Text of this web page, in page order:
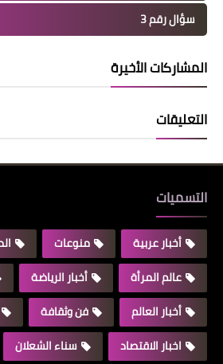
سؤال رقم 3
المشاركات الأخيرة
التعليقات
التسميات
أخبار عربية منوعات
عالم المرأة
أخبار الرياضة
أخبار العالم
فن وثقافة
اخبار الاقتصاد
سناء الشعلان